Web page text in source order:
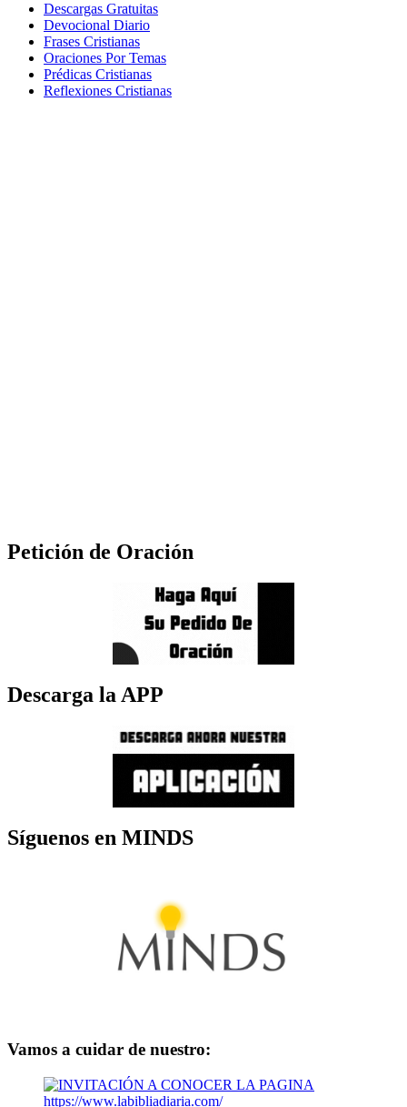
Descargas Gratuitas
Devocional Diario
Frases Cristianas
Oraciones Por Temas
Prédicas Cristianas
Reflexiones Cristianas
Petición de Oración
Descarga la APP
Síguenos en MINDS
Vamos a cuidar de nuestro: